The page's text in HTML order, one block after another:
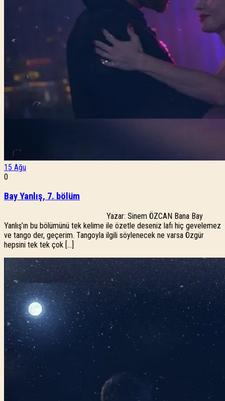
15 Ağu
0
Bay Yanlış, 7. bölüm
Yazar: Sinem ÖZCAN Bana Bay
Yanlış’ın bu bölümünü tek kelime ile özetle deseniz lafı hiç gevelemez
ve tango der, geçerim. Tangoyla ilgili söylenecek ne varsa Özgür
hepsini tek tek çok […]